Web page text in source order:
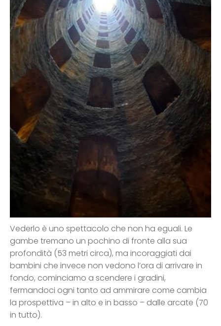
Vederlo è uno spettacolo che non ha eguali. Le
gambe tremano un pochino di fronte alla sua
profondità (53 metri circa), ma incoraggiati dai
bambini che invece non vedono l’ora di arrivare in
fondo, cominciamo a scendere i gradini,
fermandoci ogni tanto ad ammirare come cambia
la prospettiva – in alto e in basso – dalle arcate (70
in tutto).